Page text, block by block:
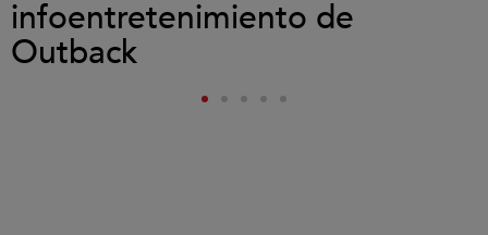
infoentretenimiento de
Outback